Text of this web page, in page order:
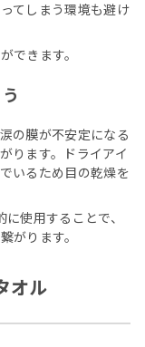
てしまう環境も避け
できます。
の膜が不安定になる
ります。ドライアイ
いるため目の乾燥を
使用することで、
がります。
オル